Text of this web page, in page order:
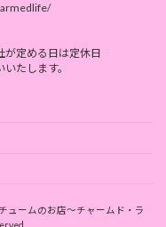
定める日は定休日
たします。
ュームのお店～チャームド・ラ